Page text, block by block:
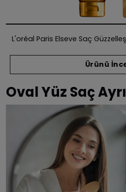
L'oréal Paris Elseve Saç
Ürünü
Oval Yüz Saç